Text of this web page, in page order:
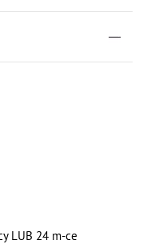
LUB 24 m-ce